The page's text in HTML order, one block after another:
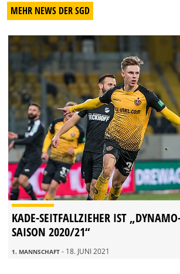
MEHR NEWS DER SGD
KADE-SEITFALLZIEHER IST
SAISON 2020/21“
1. MANNSCHAFT - 18. JUNI 2021